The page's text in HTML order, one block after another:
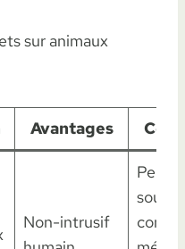
sur animaux
Avantages
Non-intrusif
Peu
sous